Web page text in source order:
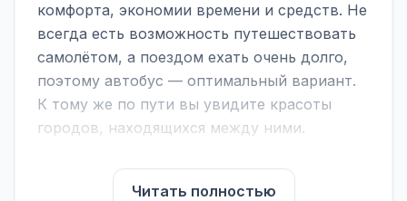
комфорта, экономии времени и средств. Не
всегда есть возможность путешествовать
самолётом, а поездом ехать очень долго,
поэтому автобус — оптимальный вариант.
К тому же по пути вы увидите красоты
городов, находящихся между ними.
На нашем сайте вы можете найти
расписание автобусов Анапа - Форос,
Читать полностью